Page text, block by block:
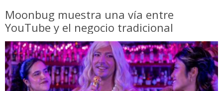
Moonbug muestra una vía entre
YouTube y el negocio tradicional